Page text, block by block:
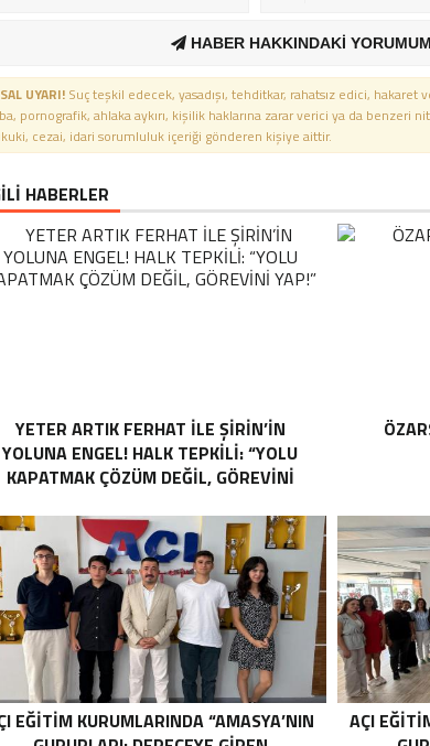
HABER HAKKINDAKİ
UYARI! Suç teşkil edecek, yasadışı, tehditkar, rahatsız edici, hakaret
pornografik, ahlaka aykırı, kişilik haklarına zarar verici ya da
cezai, idari sorumluluk içeriği gönderen kişiye aittir.
HABERLER
YETER ARTIK FERHAT İLE ŞİRİN’İN
YOLUNA ENGEL! HALK TEPKİLİ: “YOLU
KAPATMAK ÇÖZÜM DEĞİL, GÖREVİNİ
EĞİTİM KURUMLARINDA “AMASYA’NIN
AÇI